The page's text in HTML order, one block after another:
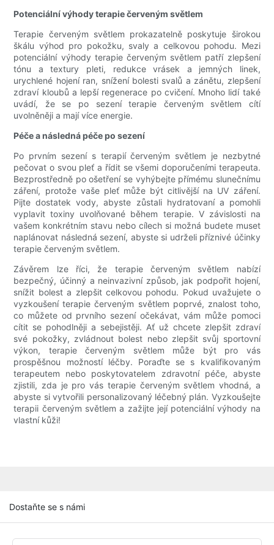
Potenciální výhody terapie červeným světlem
Terapie červeným světlem prokazatelně poskytuje širokou
škálu výhod pro pokožku, svaly a celkovou pohodu. Mezi
potenciální výhody terapie červeným světlem patří zlepšení
tónu a textury pleti, redukce vrásek a jemných linek,
urychlené hojení ran, snížení bolesti svalů a zánětu, zlepšení
zdraví kloubů a lepší regenerace po cvičení. Mnoho lidí také
uvádí, že se po sezení terapie červeným světlem cítí
uvolněněji a mají více energie.
Péče a následná péče po sezení
Po prvním sezení s terapií červeným světlem je nezbytné
pečovat o svou pleť a řídit se všemi doporučeními terapeuta.
Bezprostředně po ošetření se vyhýbejte přímému slunečnímu
záření, protože vaše pleť může být citlivější na UV záření.
Pijte dostatek vody, abyste zůstali hydratovaní a pomohli
vyplavit toxiny uvolňované během terapie. V závislosti na
vašem konkrétním stavu nebo cílech si možná budete muset
naplánovat následná sezení, abyste si udrželi příznivé účinky
terapie červeným světlem.
Závěrem lze říci, že terapie červeným světlem nabízí
bezpečný, účinný a neinvazivní způsob, jak podpořit hojení,
snížit bolest a zlepšit celkovou pohodu. Pokud uvažujete o
vyzkoušení terapie červeným světlem poprvé, znalost toho,
co můžete od prvního sezení očekávat, vám může pomoci
cítit se pohodlněji a sebejistěji. Ať už chcete zlepšit zdraví
své pokožky, zvládnout bolest nebo zlepšit svůj sportovní
výkon, terapie červeným světlem může být pro vás
prospěšnou možností léčby. Poraďte se s kvalifikovaným
terapeutem nebo poskytovatelem zdravotní péče, abyste
zjistili, zda je pro vás terapie červeným světlem vhodná, a
abyste si vytvořili personalizovaný léčebný plán. Vyzkoušejte
terapii červeným světlem a zažijte její potenciální výhody na
vlastní kůži!
Dostaňte se s námi